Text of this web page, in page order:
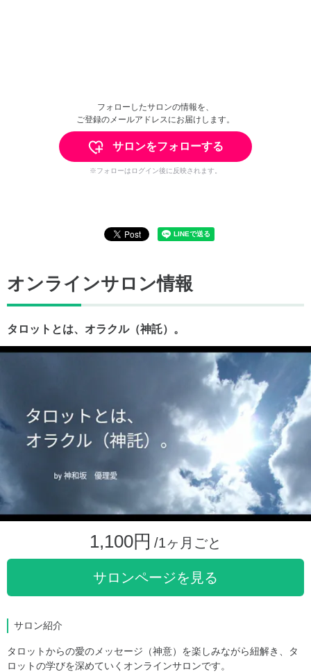
フォローしたサロンの情報を、
ご登録のメールアドレスにお届けします。
サロンをフォローする
※フォローはログイン後に反映されます。
オンラインサロン情報
タロットとは、オラクル（神託）。
1,100円 /1ヶ月ごと
サロンページを見る
サロン紹介
タロットからの愛のメッセージ（神意）を楽しみながら紐解き、タ
ロットの学びを深めていくオンラインサロンです。